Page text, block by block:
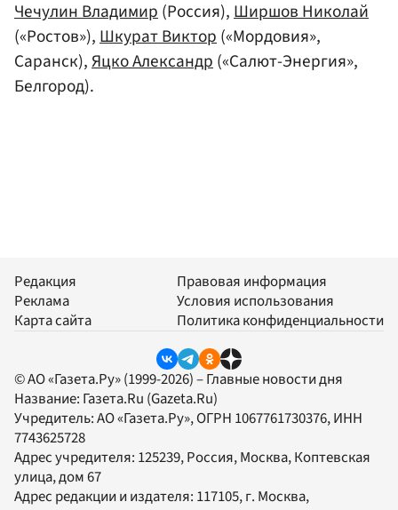
Чечулин Владимир(Россия),Ширшов Николай
(«Ростов»),Шкурат Виктор(«Мордовия»,
Саранск),Яцко Александр(«Салют-Энергия»,
Белгород).
Редакция
Реклама
Карта сайта
Правовая информация
Условия использования
Политика конфиденциальности
© АО «Газета.Ру» (1999-2026) – Главные новости дня
Название: Газета.Ru (Gazeta.Ru)
Учредитель:АО «Газета.Ру», ОГРН 1067761730376, ИНН
7743625728
Адрес учредителя: 125239, Россия, Москва, Коптевская
улица, дом 67
Адрес редакции и издателя: 117105, г. Москва,